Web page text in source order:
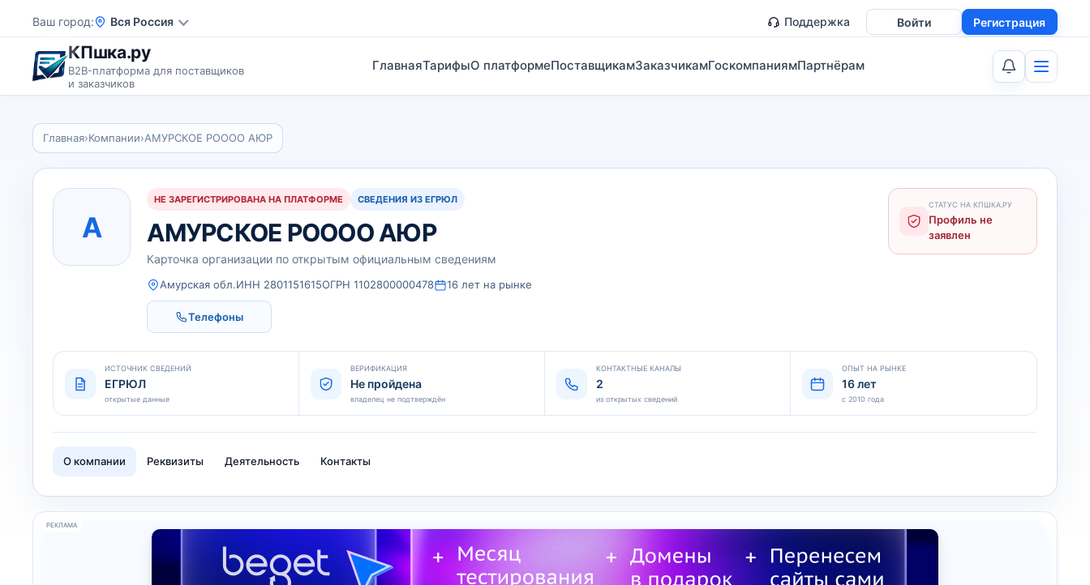
Ваш город Вся Россия Войти Регистрация
Поддержка
КПшка.ру
B2B-платформа для поставщиков
и заказчиков
ГлавнаяТарифыО платформеПоставщикамЗаказчикамГоскомпаниямПартнёрам
Главная›Компании›АМУРСКОЕ РОООО АЮР
А
НЕ ЗАРЕГИСТРИРОВАНА НА ПЛАТФОРМЕ СВЕДЕНИЯ ИЗ ЕГРЮЛ
АМУРСКОЕ РОООО АЮР
Карточка организации по открытым официальным сведениям
Амурская обл.ИНН 2801151615ОГРН 1102800000478 16 лет на рынке
Телефоны
СТАТУС НА КПШКА.РУ
Профиль не
заявлен
ИСТОЧНИК СВЕДЕНИЙ
ЕГРЮЛ
открытые данные
ВЕРИФИКАЦИЯ
Не пройдена
владелец не подтверждён
КОНТАКТНЫЕ КАНАЛЫ
2
из открытых сведений
ОПЫТ НА РЫНКЕ
16 лет
с 2010 года
О компании Реквизиты Деятельность Контакты
РЕКЛАМА